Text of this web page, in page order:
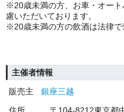
※20歳未満の方、お車・オー
慮いただいております。
※20歳未満の方の飲酒は法律で
主催者情報
販売主
銀座三越